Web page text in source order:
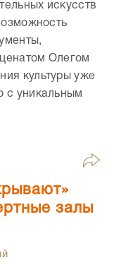
искусств
Олегом
культуры уже
с уникальным
залы